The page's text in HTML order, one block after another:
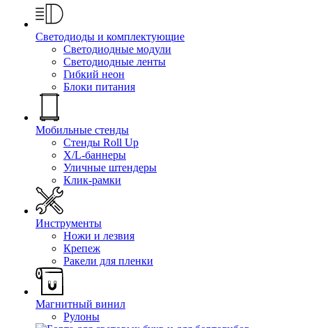
Светодиоды и комплектующие
Светодиодные модули
Светодиодные ленты
Гибкий неон
Блоки питания
Мобильные стенды
Стенды Roll Up
X/L-баннеры
Уличные штендеры
Клик-рамки
Инструменты
Ножи и лезвия
Крепеж
Ракели для пленки
Магнитный винил
Рулоны